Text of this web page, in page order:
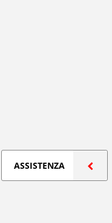
ASSISTENZA